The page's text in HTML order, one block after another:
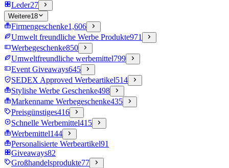
Leder27
Weitere18
Firmengeschenke1,606
Umwelt freundliche Werbe Produkte971
Werbegeschenke850
Umweltfreundliche werbemittel799
Event Giveaways645
SEDEX Approved Werbeartikel514
Stylishe Werbe Geschenke498
Markenname Werbegeschenke435
Preisgünstiges416
Schnelle Werbemittel415
Werbemittel144
Personalisierte Werbeartikel91
Giveaways82
Großhandelsprodukte77